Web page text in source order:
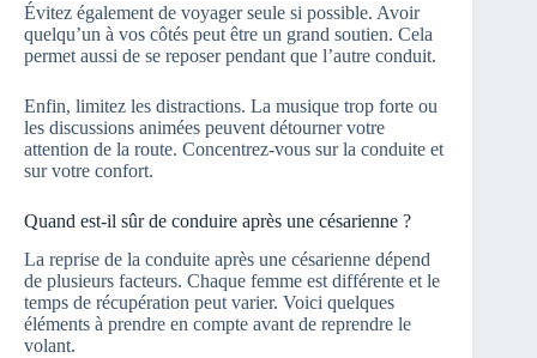
Évitez également de voyager seule si possible. Avoir
quelqu’un à vos côtés peut être un grand soutien. Cela
permet aussi de se reposer pendant que l’autre conduit.
Enfin, limitez les distractions. La musique trop forte ou
les discussions animées peuvent détourner votre
attention de la route. Concentrez-vous sur la conduite et
sur votre confort.
Quand est-il sûr de conduire après une césarienne ?
La reprise de la conduite après une césarienne dépend
de plusieurs facteurs. Chaque femme est différente et le
temps de récupération peut varier. Voici quelques
éléments à prendre en compte avant de reprendre le
volant.